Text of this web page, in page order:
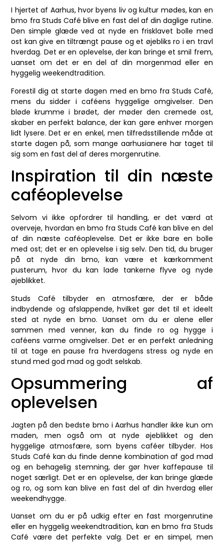
I hjertet af Aarhus, hvor byens liv og kultur mødes, kan en
bmo fra Studs Café blive en fast del af din daglige rutine.
Den simple glæde ved at nyde en frisklavet bolle med
ost kan give en tiltrængt pause og et øjebliks ro i en travl
hverdag. Det er en oplevelse, der kan bringe et smil frem,
uanset om det er en del af din morgenmad eller en
hyggelig weekendtradition.
Forestil dig at starte dagen med en bmo fra Studs Café,
mens du sidder i caféens hyggelige omgivelser. Den
bløde krumme i brødet, der møder den cremede ost,
skaber en perfekt balance, der kan gøre enhver morgen
lidt lysere. Det er en enkel, men tilfredsstillende måde at
starte dagen på, som mange aarhusianere har taget til
sig som en fast del af deres morgenrutine.
Inspiration til din næste
caféoplevelse
Selvom vi ikke opfordrer til handling, er det værd at
overveje, hvordan en bmo fra Studs Café kan blive en del
af din næste caféoplevelse. Det er ikke bare en bolle
med ost; det er en oplevelse i sig selv. Den tid, du bruger
på at nyde din bmo, kan være et kærkomment
pusterum, hvor du kan lade tankerne flyve og nyde
øjeblikket.
Studs Café tilbyder en atmosfære, der er både
indbydende og afslappende, hvilket gør det til et ideelt
sted at nyde en bmo. Uanset om du er alene eller
sammen med venner, kan du finde ro og hygge i
caféens varme omgivelser. Det er en perfekt anledning
til at tage en pause fra hverdagens stress og nyde en
stund med god mad og godt selskab.
Opsummering af
oplevelsen
Jagten på den bedste bmo i Aarhus handler ikke kun om
maden, men også om at nyde øjeblikket og den
hyggelige atmosfære, som byens caféer tilbyder. Hos
Studs Café kan du finde denne kombination af god mad
og en behagelig stemning, der gør hver kaffepause til
noget særligt. Det er en oplevelse, der kan bringe glæde
og ro, og som kan blive en fast del af din hverdag eller
weekendhygge.
Uanset om du er på udkig efter en fast morgenrutine
eller en hyggelig weekendtradition, kan en bmo fra Studs
Café være det perfekte valg. Det er en simpel, men